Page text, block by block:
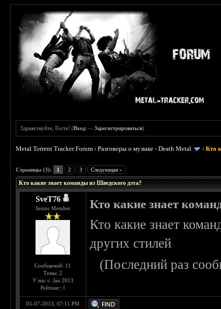
Здравствуйте, Гость! (Вход —Зарегистрироваться)
Metal Torrent Tracker Forum ›Разговоры о музыке ›Death Metal ›Кто
Страницы (3): 1 2 3 Следующая »
Кто какие знает команды из Шведского дэта?
SveT76
Junior Member
Сообщений: 11
Темы: 2
У нас с: Jan 2013
Рейтинг: 0
Кто какие знает
Кто какие знает
других стилей
(Последний раз
05-07-2013, 07:11 PM